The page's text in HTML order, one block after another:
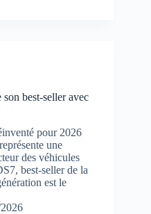
best-seller avec
pour 2026
une
des véhicules
best-seller de la
est le